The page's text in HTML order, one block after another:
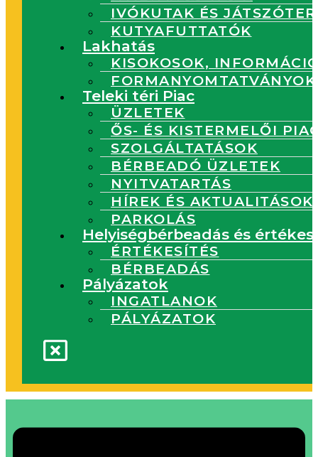
IVÓKUTAK ÉS
KUTYAFUTTATÓK
Lakhatás
KISOKOSOK,
FORMANYOMTATVÁNYOK
Teleki téri Piac
ÜZLETEK
ŐS- ÉS KISTERMELŐI
SZOLGÁLTATÁSOK
BÉRBEADÓ ÜZLETEK
NYITVATARTÁS
HÍREK ÉS AKTUALITÁSOK
PARKOLÁS
Helyiségbérbeadás és
ÉRTÉKESÍTÉS
BÉRBEADÁS
Pályázatok
INGATLANOK
PÁLYÁZATOK
Menu